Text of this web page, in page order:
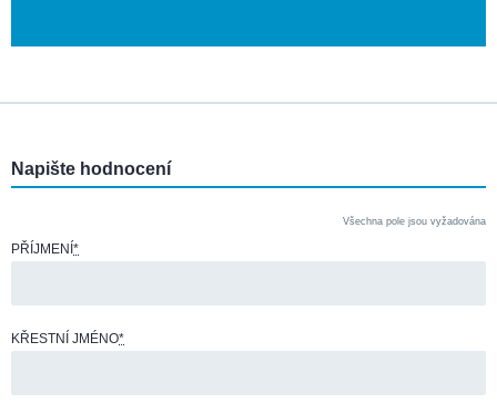
Napište hodnocení
Všechna pole jsou vyžadována
PŘÍJMENÍ *
KŘESTNÍ JMÉNO*